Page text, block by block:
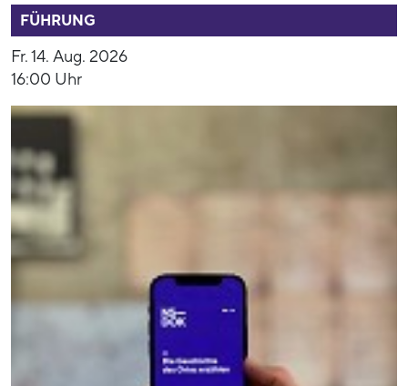
FÜHRUNG
Fr. 14. Aug. 2026
16:00 Uhr